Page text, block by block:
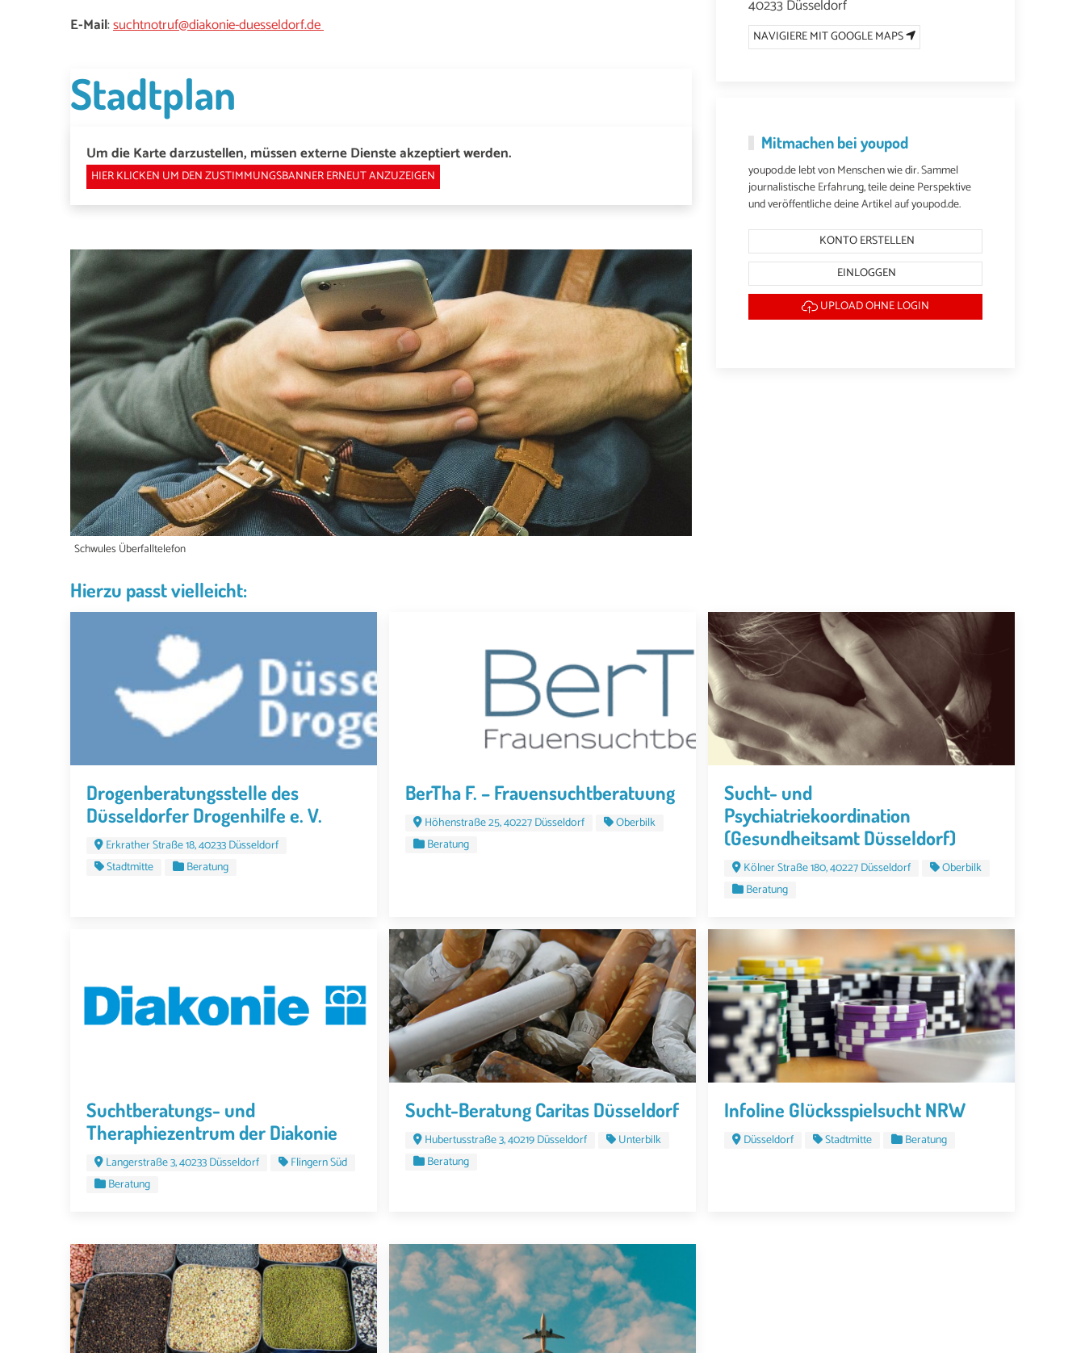
E-Mail:suchtnotruf@diakonie-duesseldorf.de
Stadtplan
Um die Karte darzustellen, müssen externe Dienste akzeptiert werden.
HIER KLICKEN UM DEN ZUSTIMMUNGSBANNER ERNEUT ANZUZEIGEN
Schwules Überfalltelefon
40233 Düsseldorf
NAVIGIERE MIT GOOGLE MAPS
Mitmachen bei youpod
youpod.de lebt von Menschen wie dir. Sammel
journalistische Erfahrung, teile deine Perspektive
und veröffentliche deine Artikel auf youpod.de.
KONTO ERSTELLEN
EINLOGGEN
UPLOAD OHNE LOGIN
Hierzu passt vielleicht:
Drogenberatungsstelle des
Düsseldorfer Drogenhilfe e. V.
Erkrather Straße 18, 40233 Düsseldorf
Stadtmitte
Beratung
BerTha F. – Frauensuchtberatuung
Höhenstraße 25, 40227 Düsseldorf
Oberbilk
Beratung
Sucht- und
Psychiatriekoordination
(Gesundheitsamt Düsseldorf)
Kölner Straße 180, 40227 Düsseldorf
Oberbilk
Beratung
Suchtberatungs- und
Theraphiezentrum der Diakonie
Langerstraße 3, 40233 Düsseldorf
Flingern Süd
Beratung
Sucht-Beratung Caritas Düsseldorf
Hubertusstraße 3, 40219 Düsseldorf
Unterbilk
Beratung
Infoline Glücksspielsucht NRW
Düsseldorf Stadtmitte Beratung